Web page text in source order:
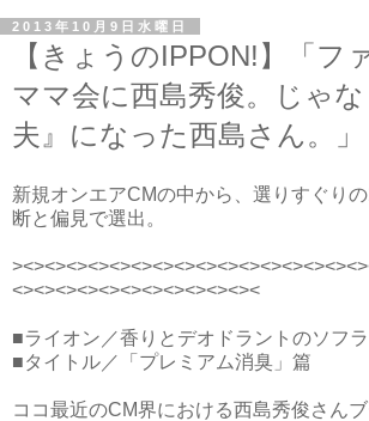
2013年10月9日水曜日
【きょうのIPPON!】「フ
ママ会に西島秀俊。じゃ
夫』になった西島さん。」
新規オンエアCMの中から、選りすぐり
断と偏見で選出。
<><><><><><><><><><><><
■ライオン／香りとデオドラントのソフ
■タイトル／「プレミアム消臭」篇
ココ最近のCM界における西島秀俊さん